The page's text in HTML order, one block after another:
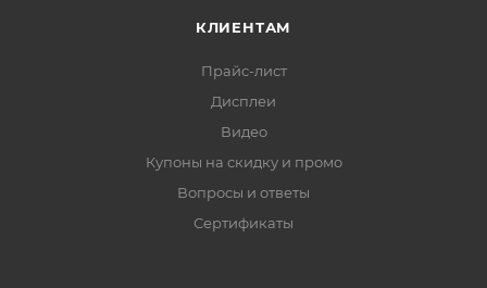
КЛИЕНТАМ
Прайс-лист
Дисплеи
Видео
Купоны на скидку и промо
Вопросы и ответы
Сертификаты